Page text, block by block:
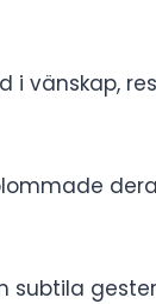
i vänskap,
subtila